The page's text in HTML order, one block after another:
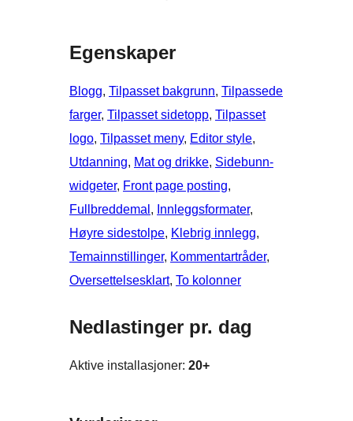
Egenskaper
Blogg, Tilpasset bakgrunn, Tilpassede
farger, Tilpasset sidetopp, Tilpasset
logo, Tilpasset meny, Editor style
Utdanning, Mat og drikke, Sidebunn-
widgeter, Front page posting
Fullbreddemal , Innleggsformater
Høyre sidestolpe, Klebrig innlegg
Temainnstillinger, Kommentartråder
Oversettelsesklart, To kolonner
Nedlastinger pr. dag
Aktive installasjoner: 20+